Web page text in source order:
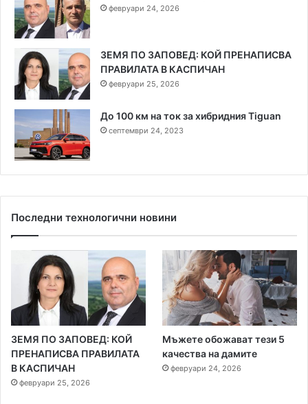
февруари 24, 2026
ЗЕМЯ ПО ЗАПОВЕД: КОЙ ПРЕНАПИСВА
ПРАВИЛАТА В КАСПИЧАН
февруари 25, 2026
До 100 км на ток за хибридния Tiguan
септември 24, 2023
Последни технологични новини
ЗЕМЯ ПО ЗАПОВЕД: КОЙ
ПРЕНАПИСВА ПРАВИЛАТА
В КАСПИЧАН
февруари 25, 2026
Мъжете обожават тези 5
качества на дамите
февруари 24, 2026